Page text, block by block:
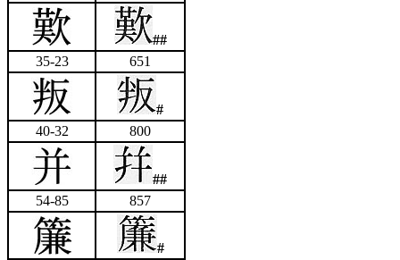
##
35-23
651
#
40-32
800
##
54-85
857
#